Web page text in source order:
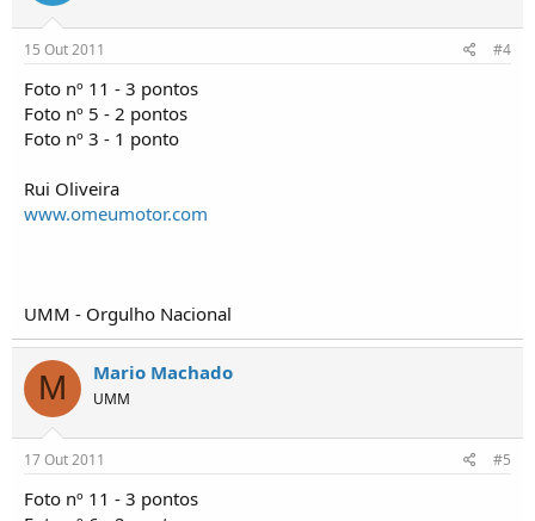
15 Out 2011 #4
Foto nº 11 - 3 pontos
Foto nº 5 - 2 pontos
Foto nº 3 - 1 ponto
Rui Oliveira
www.omeumotor.com
UMM - Orgulho Nacional
M Mario Machado
UMM
17 Out 2011 #5
Foto nº 11 - 3 pontos